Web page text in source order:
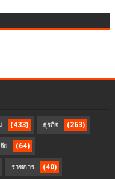
(433) ธุรกิจ (263)
ย (64)
ราชการ (40)